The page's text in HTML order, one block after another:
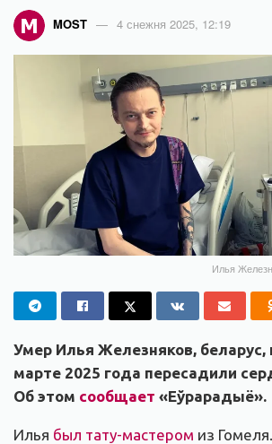
MOST 4 снежня 2025, 12:19
Илья
Умер Илья Железняков, беларус,
марте 2025 года пересадили
Об этом сообщает «Еўрарадыё».
Илья был тату-мастером из